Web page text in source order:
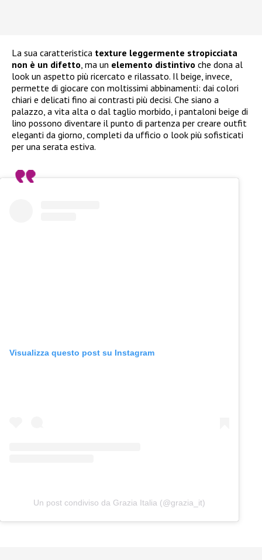
La sua caratteristica texture leggermente stropicciata
non è un difetto , ma un elemento distintivo che dona al
look un aspetto più ricercato e rilassato. Il beige, invece,
permette di giocare con moltissimi abbinamenti: dai colori
chiari e delicati fino ai contrasti più decisi. Che siano a
palazzo, a vita alta o dal taglio morbido, i pantaloni beige di
lino possono diventare il punto di partenza per creare outfit
eleganti da giorno, completi da ufficio o look più sofisticati
per una serata estiva.
Visualizza questo post su Instagram
Un post condiviso da Grazia Italia (@grazia_it)